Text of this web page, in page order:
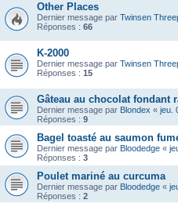
Other Places
Dernier message par Twinsen
Réponses : 66
K-2000
Dernier message par Twinsen
Réponses : 15
Gâteau au chocolat fondant
Dernier message par Blondex « jeu.
Réponses : 9
Bagel toasté au saumon
Dernier message par Bloodedge «
Réponses : 3
Poulet mariné au curcuma
Dernier message par Bloodedge «
Réponses : 2